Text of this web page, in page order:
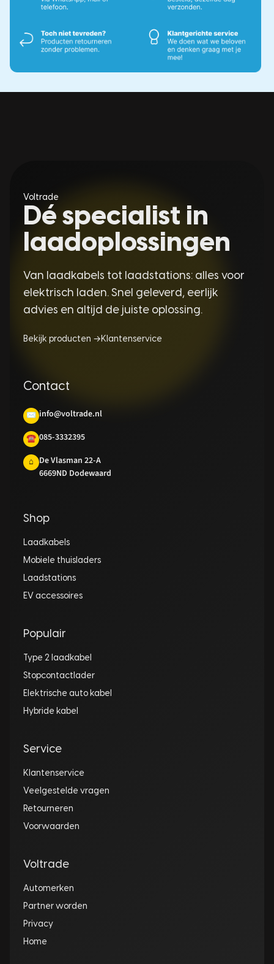
Voltrade
Dé specialist in
laadoplossingen
Van laadkabels tot laadstations: alles voor
elektrisch laden. Snel geleverd, eerlijk
advies en altijd de juiste oplossing.
Bekijk producten → Klantenservice
Contact
✉ info@voltrade.nl
☎ 085-3332395
⌂
De Vlasman 22-A
6669ND Dodewaard
Shop
Laadkabels
Mobiele thuisladers
Laadstations
EV accessoires
Populair
Type 2 laadkabel
Stopcontactlader
Elektrische auto kabel
Hybride kabel
Service
Klantenservice
Veelgestelde vragen
Retourneren
Voorwaarden
Voltrade
Automerken
Partner worden
Privacy
Home